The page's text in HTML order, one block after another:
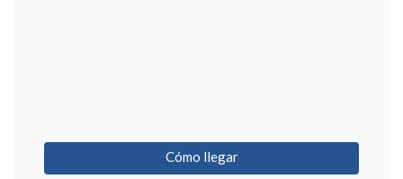
Cómo llegar